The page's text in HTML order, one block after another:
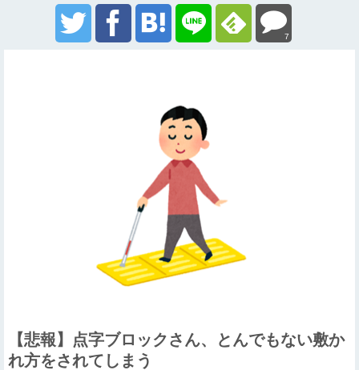
7
【悲報】点字ブロックさん、とんでもない敷か
れ方をされてしまう